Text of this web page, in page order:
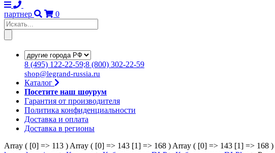
партнер
0
8 (495) 122-22-59;8 (800) 302-22-59
shop@legrand-russia.ru
Каталог
Посетите наш шоурум
Гарантия от производителя
Политика конфиденциальности
Доставка и оплата
Доставка в регионы
Array ( [0] => 113 ) Array ( [0] => 143 [1] => 168 ) Array ( [0] => 143 [1] => 168 )